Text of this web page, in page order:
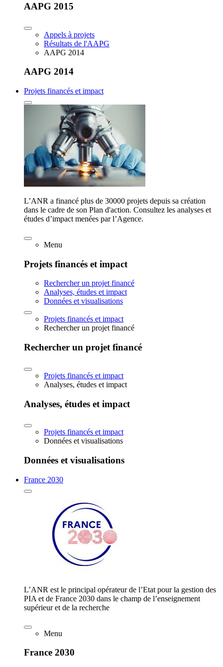
AAPG 2015
Appels à projets
Résultats de l'AAPG
AAPG 2014
AAPG 2014
Projets financés et impact
L’ANR a financé plus de 30000 projets depuis sa création
dans le cadre de son Plan d'action. Consultez les analyses et
études d’impact menées par l’Agence.
Menu
Projets financés et impact
Rechercher un projet financé
Analyses, études et impact
Données et visualisations
Projets financés et impact
Rechercher un projet financé
Rechercher un projet financé
Projets financés et impact
Analyses, études et impact
Analyses, études et impact
Projets financés et impact
Données et visualisations
Données et visualisations
France 2030
L’ANR est le principal opérateur de l’Etat pour la gestion des
PIA et de France 2030 dans le champ de l’enseignement
supérieur et de la recherche
Menu
France 2030